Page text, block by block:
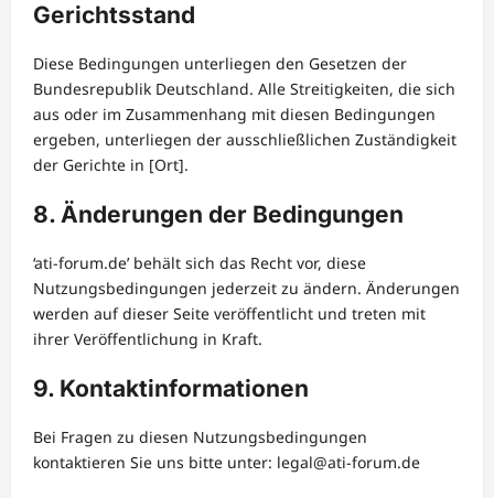
Gerichtsstand
Diese Bedingungen unterliegen den Gesetzen der
Bundesrepublik Deutschland. Alle Streitigkeiten, die sich
aus oder im Zusammenhang mit diesen Bedingungen
ergeben, unterliegen der ausschließlichen Zuständigkeit
der Gerichte in [Ort].
8. Änderungen der Bedingungen
‘ati-forum.de’ behält sich das Recht vor, diese
Nutzungsbedingungen jederzeit zu ändern. Änderungen
werden auf dieser Seite veröffentlicht und treten mit
ihrer Veröffentlichung in Kraft.
9. Kontaktinformationen
Bei Fragen zu diesen Nutzungsbedingungen
kontaktieren Sie uns bitte unter: legal@ati-forum.de